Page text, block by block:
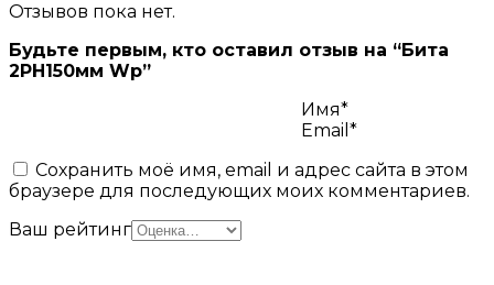
Отзывов пока нет.
Будьте первым, кто оставил отзыв на “Бита
2PH150мм Wр”
Имя*
Email*
Сохранить моё имя, email и адрес сайта в этом
браузере для последующих моих комментариев.
Ваш рейтинг